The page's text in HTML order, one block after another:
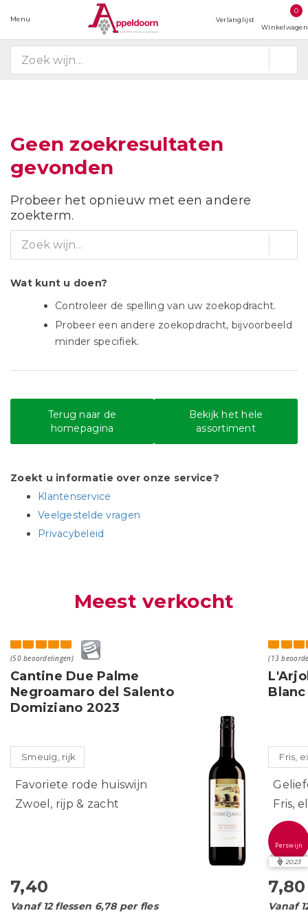
Menu Verlanglijst
0
Winkelwagen
Geen zoekresultaten
gevonden
Probeer het opnieuw met een andere
zoekterm.
Wat kunt u doen?
Controleer de spelling van uw zoekopdracht.
Probeer een andere zoekopdracht, bijvoorbeeld
minder specifiek.
Terug naar de
homepagina
Bekijk het hele
assortiment
Zoekt u informatie over onze service?
Klantenservice
Veelgestelde vragen
Privacybeleid
Meest verkocht
(50 beoordelingen)
Cantine Due Palme
Negroamaro del Salento
Domiziano 2023
Smeuïg, rijk
Favoriete rode huiswijn
Zwoel, rijp & zacht
7,40
Vanaf 12 flessen 6,78 per fles
(13
Fris,
Fris,
Perswijn
2023
7,80
Vanaf